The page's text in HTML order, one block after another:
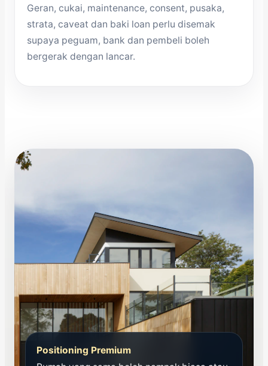
Geran, cukai, maintenance, consent, pusaka,
strata, caveat dan baki loan perlu disemak
supaya peguam, bank dan pembeli boleh
bergerak dengan lancar.
Positioning Premium